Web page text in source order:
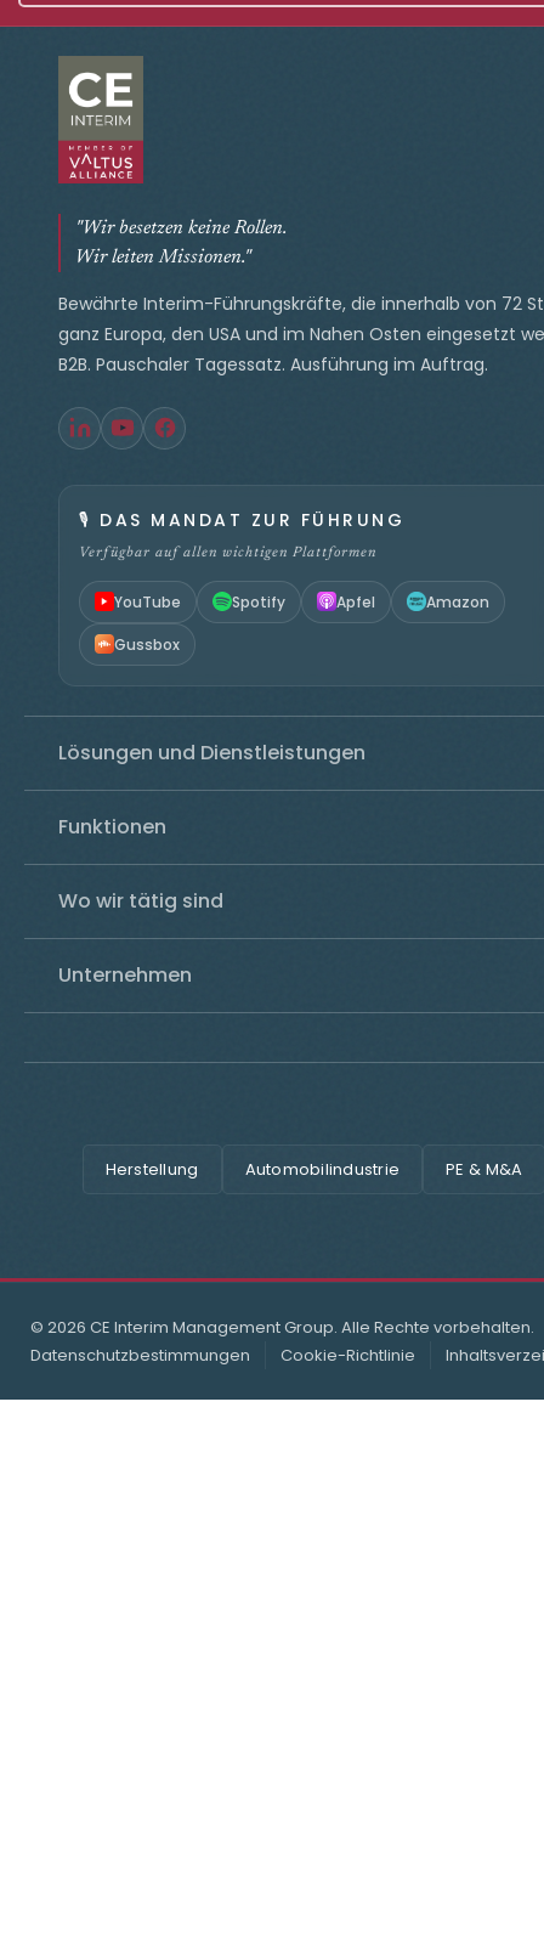
"Wir besetzen keine Rollen.
Wir leiten Missionen."
Bewährte Interim-Führungskräfte, die innerhalb von 72
ganz Europa, den USA und im Nahen Osten eingesetzt
B2B. Pauschaler Tagessatz. Ausführung im Auftrag.
🎙️ DAS MANDAT ZUR FÜHRUNG
Verfügbar auf allen wichtigen Plattformen
YouTube Spotify Apfel Amazon
Gussbox
Lösungen und Dienstleistungen
Funktionen
Wo wir tätig sind
Unternehmen
Herstellung Automobilindustrie PE & M&A
© 2026 CE Interim Management Group. Alle Rechte vorbehalten.
Datenschutzbestimmungen
Cookie-Richtlinie